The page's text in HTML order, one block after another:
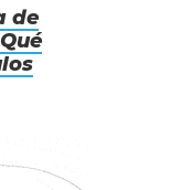
de